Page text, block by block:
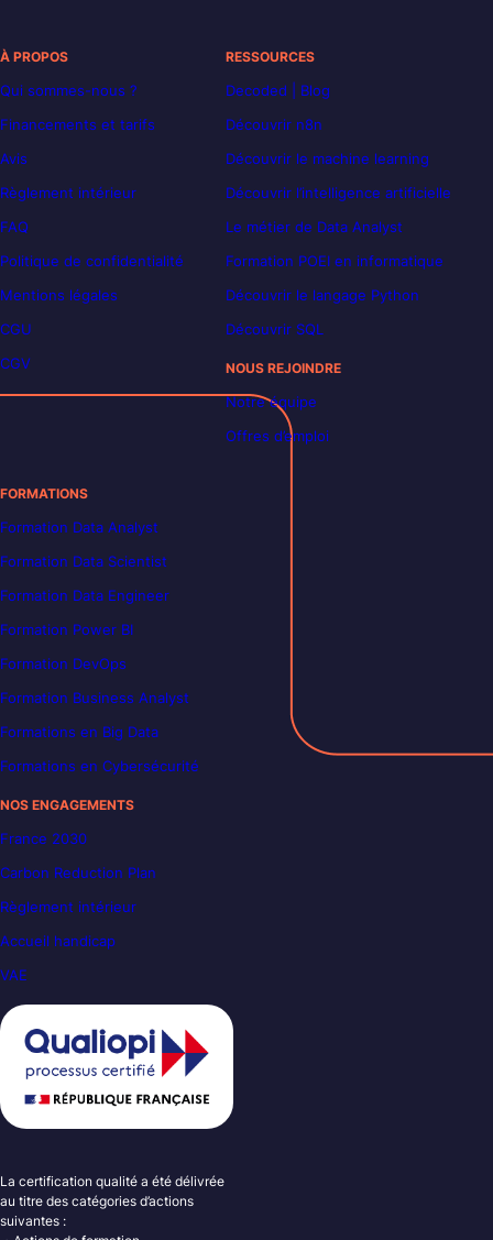
À PROPOS
Qui sommes-nous ?
Financements et tarifs
Avis
Règlement intérieur
FAQ
Politique de confidentialité
Mentions légales
CGU
CGV
RESSOURCES
Decoded | Blog
Découvrir n8n
Découvrir le machine learning
Découvrir l’intelligence artificielle
Le métier de Data Analyst
Formation POEI en informatique
Découvrir le langage Python
Découvrir SQL
NOUS REJOINDRE
Notre équipe
Offres d’emploi
FORMATIONS
Formation Data Analyst
Formation Data Scientist
Formation Data Engineer
Formation Power BI
Formation DevOps
Formation Business Analyst
Formations en Big Data
Formations en Cybersécurité
NOS ENGAGEMENTS
France 2030
Carbon Reduction Plan
Règlement intérieur
Accueil handicap
VAE
La certification qualité a été délivrée
au titre des catégories d’actions
suivantes :